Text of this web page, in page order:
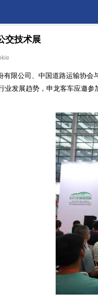
交技术展
限公司、中国道路运输协
业发展趋势，申龙客车应邀